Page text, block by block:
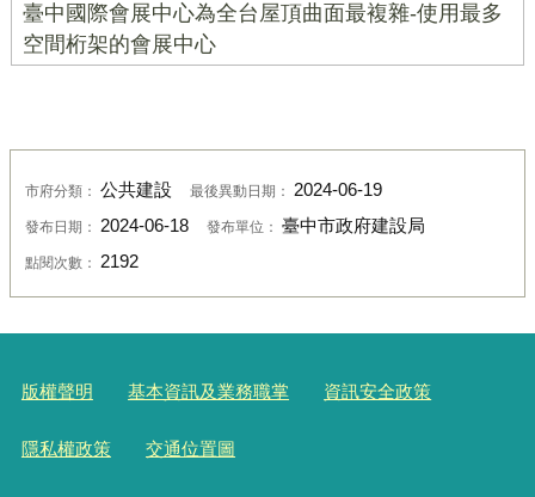
臺中國際會展中心為全台屋頂曲面最複雜-使用最多
空間桁架的會展中心
市府分類： 公共建設 最後異動日期： 2024-06-19
發布日期： 2024-06-18 發布單位： 臺中市政府建設局
點閱次數： 2192
版權聲明 基本資訊及業務職掌 資訊安全政策
隱私權政策 交通位置圖